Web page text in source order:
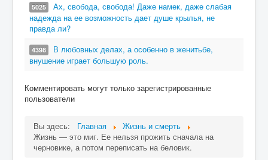
5025
Ах, свобода, свобода! Даже намек, даже слабая
надежда на ее возможность дает душе крылья, не
правда ли?
4398
В любовных делах, а особенно в женитьбе,
внушение играет большую роль.
Комментировать могут только зарегистрированные
пользователи
Вы здесь: Главная
Жизнь и смерть
Жизнь — это миг. Ее нельзя прожить сначала на
черновике, а потом переписать на беловик.